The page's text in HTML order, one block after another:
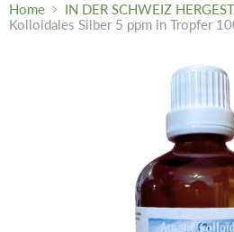
Home
IN DER SCHWEIZ
Kolloidales Silber 5 ppm in Tropfer